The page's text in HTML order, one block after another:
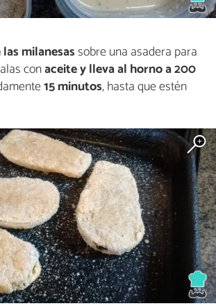
milanesassobre una asadera para
conaceitey lleva al horno a 200
15 minutos, hasta que estén